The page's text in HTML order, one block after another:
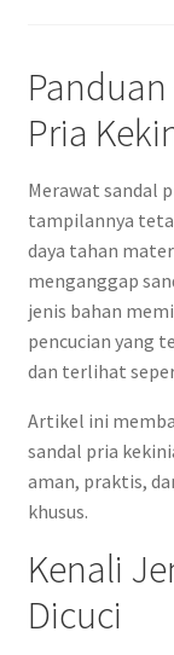
Pria
Merawat sandal
tampilannya
daya tahan
menganggap
jenis bahan
pencucian yang
dan terlihat
Artikel ini
sandal pria
aman, praktis,
khusus.
Kenali
Dicuci